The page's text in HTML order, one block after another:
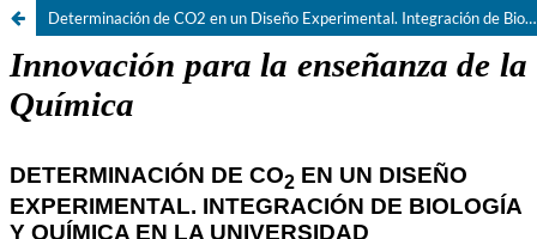
Determinación de CO2 en un Diseño Experimental. Integración de Biología y Química en la Universidad